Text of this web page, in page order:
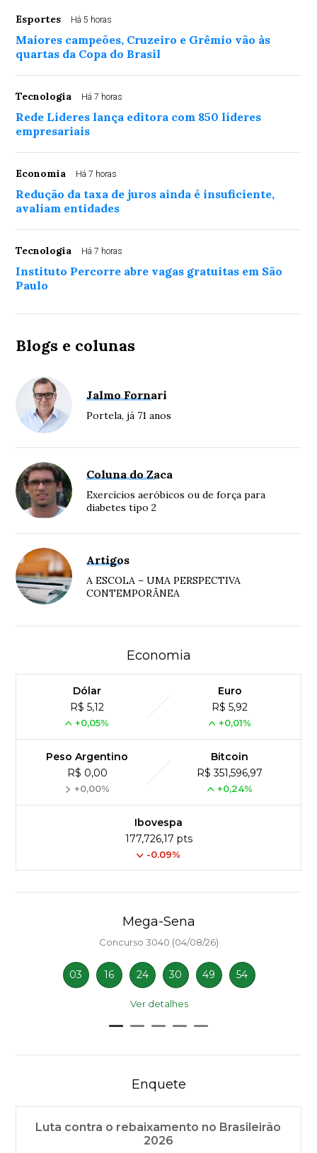
Esportes Há 5 horas
Maiores campeões, Cruzeiro e Grêmio vão às
quartas da Copa do Brasil
Tecnologia Há 7 horas
Rede Líderes lança editora com 850 líderes
empresariais
Economia Há 7 horas
Redução da taxa de juros ainda é insuficiente,
avaliam entidades
Tecnologia Há 7 horas
Instituto Percorre abre vagas gratuitas em São
Paulo
Blogs e colunas
Jalmo Fornari
Portela, já 71 anos
Coluna do Zaca
Exercícios aeróbicos ou de força para
diabetes tipo 2
Artigos
A ESCOLA – UMA PERSPECTIVA
CONTEMPORÂNEA
Economia
Dólar
R$ 5,12
+0,05%
Euro
R$ 5,92
+0,01%
Peso Argentino
R$ 0,00
+0,00%
Bitcoin
R$ 351,596,97
+0,24%
Ibovespa
177,726,17 pts
-0.09%
Mega-Sena
Concurso 3040 (04/08/26)
03 16 24 30 49 54
Ver detalhes
Enquete
Luta contra o rebaixamento no Brasileirão
2026